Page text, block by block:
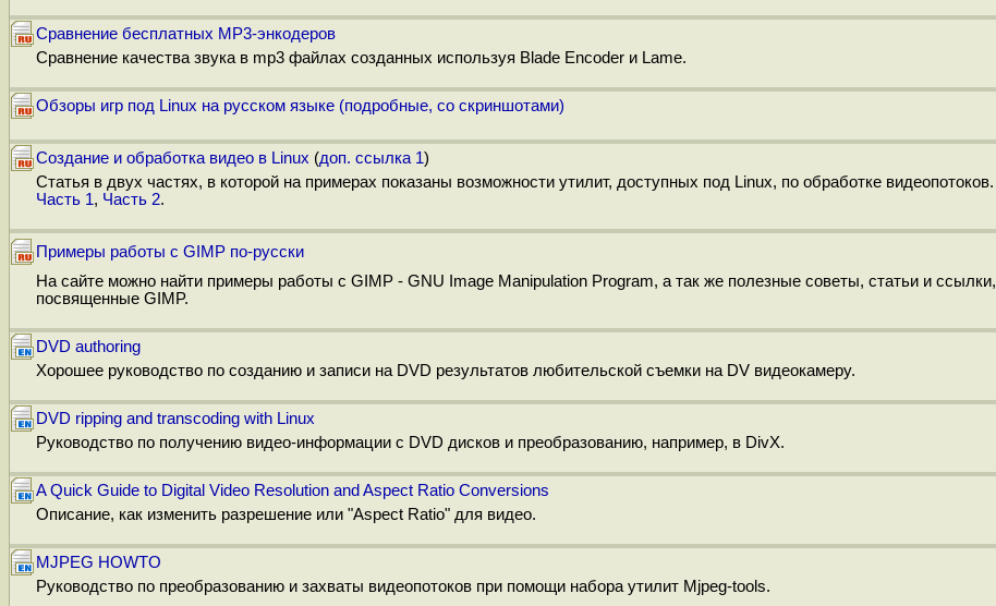
Сравнение бесплатныx MP3-энкодеров
Сравнение качества звука в mp3 файлах созданных используя Blade Encoder и Lame.
Обзоры игр под Linux на русском языке (подробные, со скриншотами)
Создание и обработка видео в Linux (доп. ссылка 1)
Статья в двух частях, в которой на примерах показаны возможности утилит, доступных под Linux, по обработке видеопотоков.
Часть 1, Часть 2.
Примеры работы с GIMP по-русски
На сайте можно найти примеры работы с GIMP - GNU Image Manipulation Program, а так же полезные советы, статьи и ссылки,
посвященные GIMP.
DVD authoring
Хорошее руководство по созданию и записи на DVD результатов любительской съемки на DV видеокамеру.
DVD ripping and transcoding with Linux
Руководство по получению видео-информации с DVD дисков и преобразованию, например, в DivX.
A Quick Guide to Digital Video Resolution and Aspect Ratio Conversions
Описание, как изменить разрешение или "Aspect Ratio" для видео.
MJPEG HOWTO
Руководство по преобразованию и захваты видеопотоков при помощи набора утилит Mjpeg-tools.